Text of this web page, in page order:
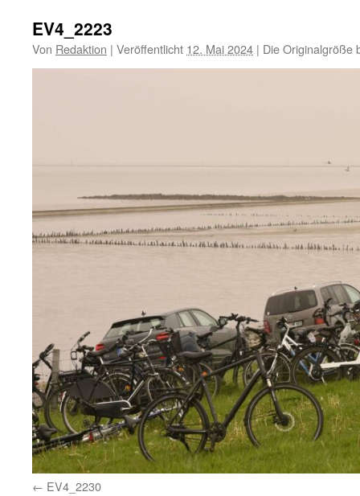
EV4_2223
Von Redaktion | Veröffentlicht 12. Mai 2024 | Die Originalgröße
EV4_2230